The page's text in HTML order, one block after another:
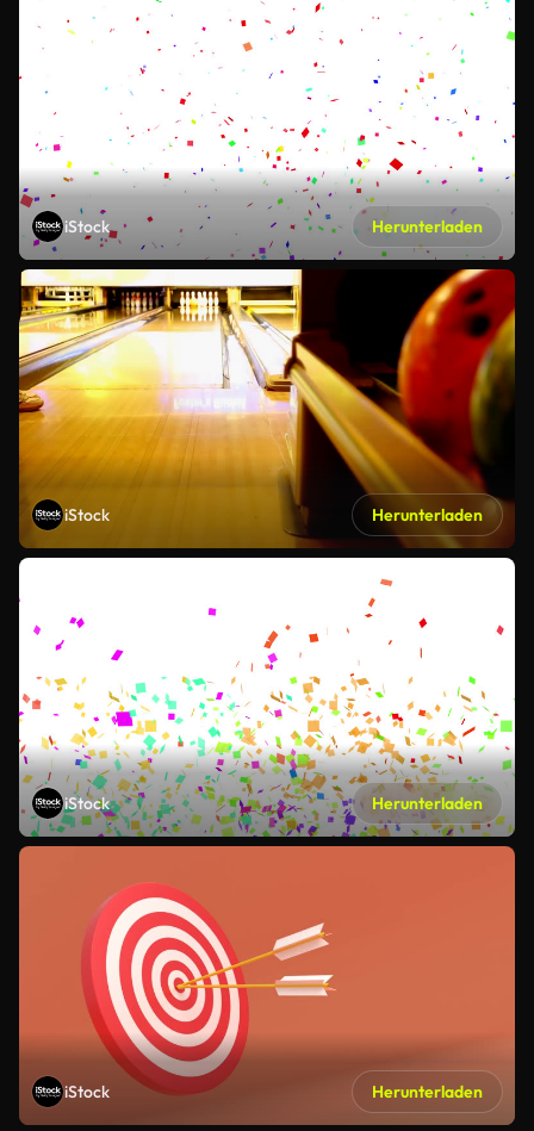
iStock Herunterladen
iStock Herunterladen
iStock Herunterladen
iStock Herunterladen